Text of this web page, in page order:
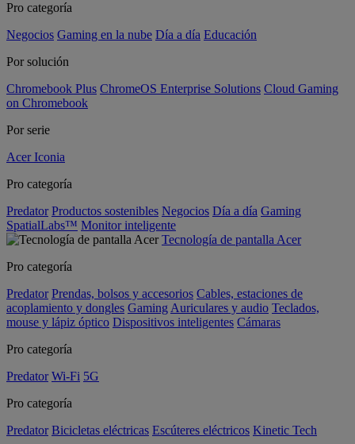
Pro categoría
Negocios Gaming en la nube Día a día Educación
Por solución
Chromebook Plus ChromeOS Enterprise Solutions Cloud Gaming
on Chromebook
Por serie
Acer Iconia
Pro categoría
Predator Productos sostenibles Negocios Día a día Gaming
SpatialLabs™ Monitor inteligente
Tecnología de pantalla Acer
Pro categoría
Predator Prendas, bolsos y accesorios Cables, estaciones de
acoplamiento y dongles Gaming Auriculares y audio Teclados,
mouse y lápiz óptico Dispositivos inteligentes Cámaras
Pro categoría
Predator Wi-Fi 5G
Pro categoría
Predator Bicicletas eléctricas Escúteres eléctricos Kinetic Tech